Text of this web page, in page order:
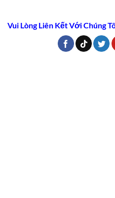
Vui Lòng Liên Kết Với Chúng